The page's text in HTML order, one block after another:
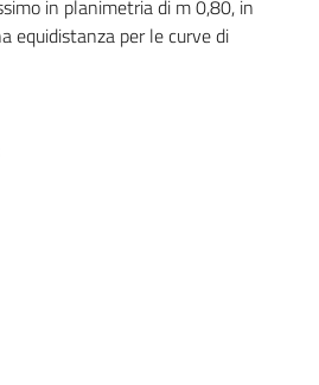
in planimetria di m 0,80, in
equidistanza per le curve di